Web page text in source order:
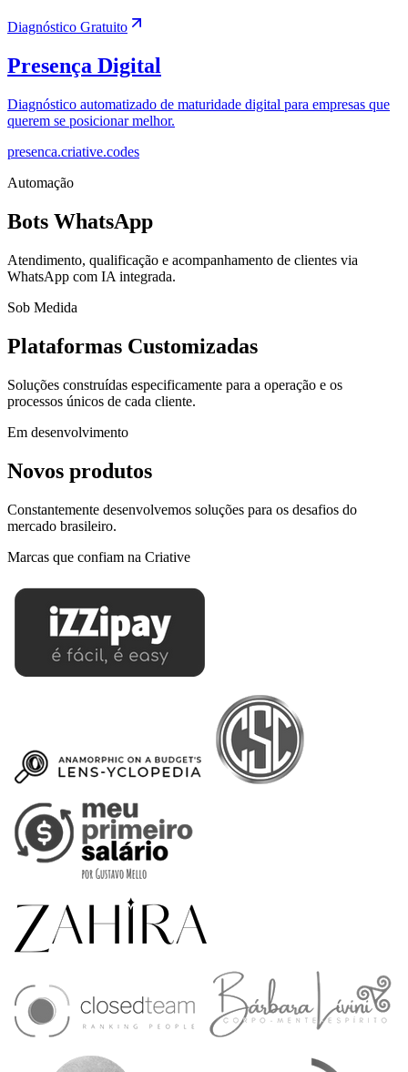
Diagnóstico Gratuito
Presença Digital
Diagnóstico automatizado de maturidade digital para empresas que
querem se posicionar melhor.
presenca.criative.codes
Automação
Bots WhatsApp
Atendimento, qualificação e acompanhamento de clientes via
WhatsApp com IA integrada.
Sob Medida
Plataformas Customizadas
Soluções construídas especificamente para a operação e os
processos únicos de cada cliente.
Em desenvolvimento
Novos produtos
Constantemente desenvolvemos soluções para os desafios do
mercado brasileiro.
Marcas que confiam na Criative